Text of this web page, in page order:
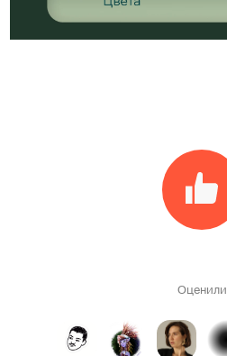
Оценили